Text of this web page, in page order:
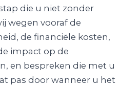
die u niet zonder
wegen vooraf de
de financiële kosten,
impact op de
en bespreken die met u
pas door wanneer u het